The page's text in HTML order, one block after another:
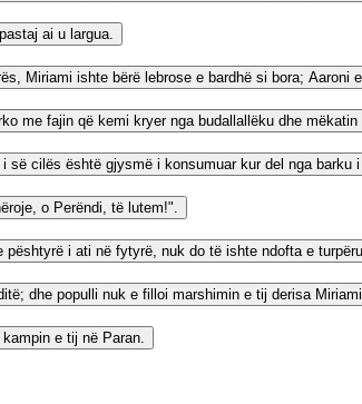
ai u largua.
Miriami ishte bërë lebrose e bardhë si bora; Aaroni
me fajin që kemi kryer nga budallallëku dhe mëkatin
së cilës është gjysmë i konsumuar kur del nga barku i
o Perëndi, të lutem!".
i ati në fytyrë, nuk do të ishte ndofta e
dhe populli nuk e filloi marshimin e tij derisa
e tij në Paran.